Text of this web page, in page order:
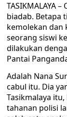
TASIKMALAYA
biadab. Betapa
kemolekan dan
seorang siswi
dilakukan
Pantai
Adalah Nana
cabul itu. Dia
Tasikmalaya
tahanan polisi